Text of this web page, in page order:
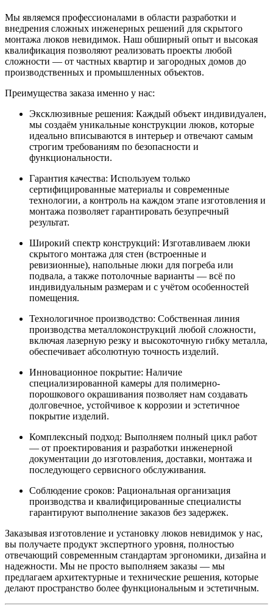
Мы являемся профессионалами в области разработки и
внедрения сложных инженерных решений для скрытого
монтажа люков невидимок. Наш обширный опыт и высокая
квалификация позволяют реализовать проекты любой
сложности — от частных квартир и загородных домов до
производственных и промышленных объектов.
Преимущества заказа именно у нас:
Эксклюзивные решения: Каждый объект индивидуален,
мы создаём уникальные конструкции люков, которые
идеально вписываются в интерьер и отвечают самым
строгим требованиям по безопасности и
функциональности.
Гарантия качества: Используем только
сертифицированные материалы и современные
технологии, а контроль на каждом этапе изготовления и
монтажа позволяет гарантировать безупречный
результат.
Широкий спектр конструкций: Изготавливаем люки
скрытого монтажа для стен (встроенные и
ревизионные), напольные люки для погреба или
подвала, а также потолочные варианты — всё по
индивидуальным размерам и с учётом особенностей
помещения.
Технологичное производство: Собственная линия
производства металлоконструкций любой сложности,
включая лазерную резку и высокоточную гибку металла,
обеспечивает абсолютную точность изделий.
Инновационное покрытие: Наличие
специализированной камеры для полимерно-
порошкового окрашивания позволяет нам создавать
долговечное, устойчивое к коррозии и эстетичное
покрытие изделий.
Комплексный подход: Выполняем полный цикл работ
— от проектирования и разработки инженерной
документации до изготовления, доставки, монтажа и
последующего сервисного обслуживания.
Соблюдение сроков: Рациональная организация
производства и квалифицированные специалисты
гарантируют выполнение заказов без задержек.
Заказывая изготовление и установку люков невидимок у нас,
вы получаете продукт экспертного уровня, полностью
отвечающий современным стандартам эргономики, дизайна и
надежности. Мы не просто выполняем заказы — мы
предлагаем архитектурные и технические решения, которые
делают пространство более функциональным и эстетичным.